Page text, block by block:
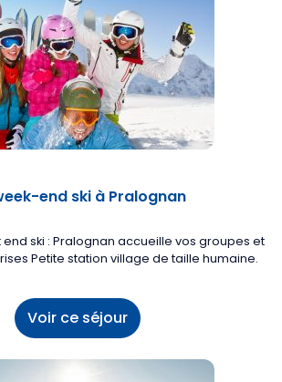
end ski à Pralognan
end ski : Pralognan accueille vos groupes et
Petite station village de taille humaine.
Voir ce séjour